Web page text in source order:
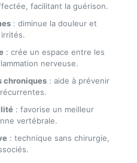
facilitant la guérison.
: diminue la douleur et
: crée un espace entre les
nerveuse.
chroniques: aide à prévenir
: favorise un meilleur
vertébrale.
: technique sans chirurgie,